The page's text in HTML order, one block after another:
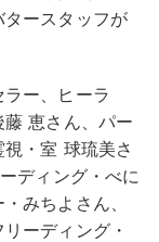
ースタッフが
ー、ヒーラ
恵さん、パー
・室 球琉美さ
ディング・べに
みちよさん、
ーディング・